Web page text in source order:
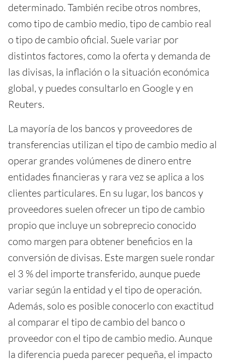
determinado. También recibe otros nombres,
como tipo de cambio medio, tipo de cambio real
o tipo de cambio oficial. Suele variar por
distintos factores, como la oferta y demanda de
las divisas, la inflación o la situación económica
global, y puedes consultarlo en Google y en
Reuters.
La mayoría de los bancos y proveedores de
transferencias utilizan el tipo de cambio medio al
operar grandes volúmenes de dinero entre
entidades financieras y rara vez se aplica a los
clientes particulares. En su lugar, los bancos y
proveedores suelen ofrecer un tipo de cambio
propio que incluye un sobreprecio conocido
como margen para obtener beneficios en la
conversión de divisas. Este margen suele rondar
el 3 % del importe transferido, aunque puede
variar según la entidad y el tipo de operación.
Además, solo es posible conocerlo con exactitud
al comparar el tipo de cambio del banco o
proveedor con el tipo de cambio medio. Aunque
la diferencia pueda parecer pequeña, el impacto